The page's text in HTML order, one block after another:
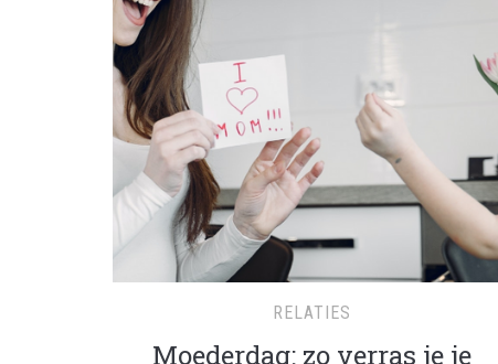
RELATIES
Moederdag: zo verras je je